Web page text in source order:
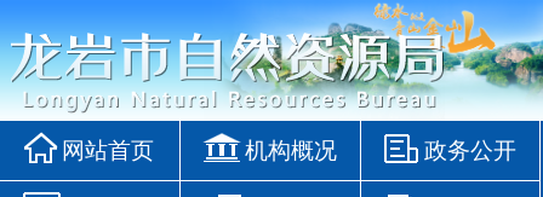
网站首页 机构概况 政务公开